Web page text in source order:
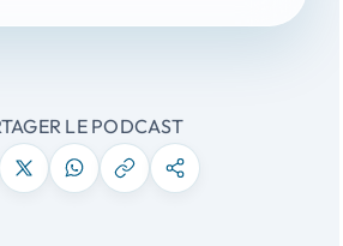
LE PODCAST